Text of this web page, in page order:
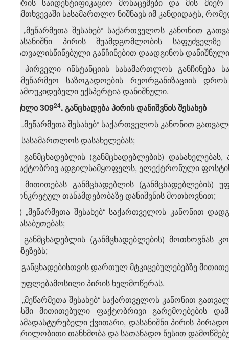
პირის საიდენტიფიკაციო მონაცემები და მის
შემთხვევაში სასამართლო ნიშნავს იმ კანდიდატს,
3. „მეწარმეთა შესახებ“ საქართველოს კანონით
დასანიშნი პირის შუამდგომლობის
გათვალისწინებული განჩინებით დაადგინოს
4. პირველი ინსტანციის სასამართლოს
სამეწარმეო საზოგადოების რეორგანიზაციის
დამოუკიდებელი ექსპერტია დანიშნული.
მუხლი 309​24. განცხადება პირის დანიშვნის შესახებ
1. „მეწარმეთა შესახებ“ საქართველოს კანონით
ა) სასამართლოს დასახელებას;
ბ) განმცხადებლის (განმცხადებლების)
ფაქტობრივ ადგილსამყოფელს, ელექტრონული
გ) მითითებას განმცხადებლის
კონკრეტულ თანამდებობაზე დანიშვნის მოთხოვნით;
დ) „მეწარმეთა შესახებ“ საქართველოს კანონით
დასაბუთებას;
ე) განმცხადებლის (განმცხადებლების) მოთხოვნას
მიზეზებს;
ვ) განცხადებისთვის დართულ მტკიცებულებებზე
ზ) უფლებამოსილი პირის ხელმოწერას.
2. „მეწარმეთა შესახებ“ საქართველოს კანონით
მასში მითითებული ფაქტობრივი გარემოებების
დამადასტურებელი ქვითარი, დასანიშნი პირის
წერილობითი თანხმობა და სათანადო წესით